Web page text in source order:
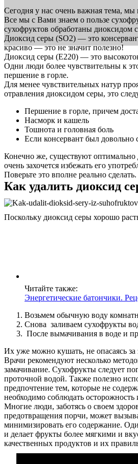
Сегодня у нас очень важная тема, мы
Все мы с Вами знаем о пользе
сухофруктов обработаны диоксидом
Диоксид серы (SO2) — это
красиво — это не значит полезно!
Диоксид серы (E220) — это
Одни люди более чувствительны к
першение в горле.
Для менее чувствительных натур
отравления диоксидом серы, это
Першение в горле, причем
Насморк и кашель
Тошнота и головная боль
Если консервант был довольно
Конечно же, существуют оптимально
очень захочется избежать его
Поверьте это вполне реально
Как удалить диоксид
Поскольку диоксид серы хорошо
Читайте также:
Энергетические батончики.
Возьмем обычную воду
Снова заливаем сухофрукты
После вымачивания в воде и
Их уже можно кушать, не опасаясь за
Врачи рекомендуют несколько
замачивание. Сухофрукты следует
проточной водой. Также полезно
предпочтение тем, которые не
необходимо соблюдать осторожность
Многие люди, заботясь о своем
предотвращения порчи, может
минимизировать его содержание.
и делает фрукты более мягкими и
качественных продуктов и их